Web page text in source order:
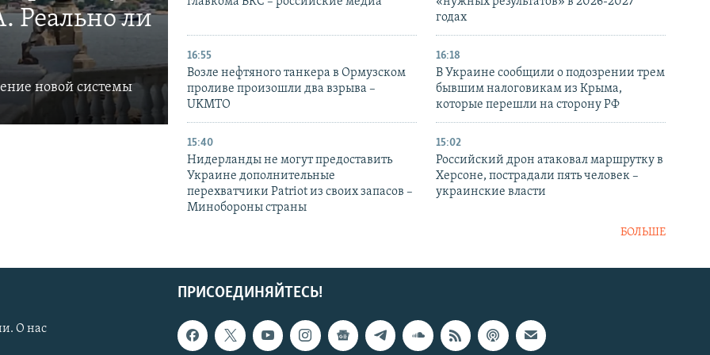
Реально ли
новой системы
годах
16:55
Возле нефтяного танкера в Ормузском
проливе произошли два взрыва –
UKMTO
16:18
В Украине сообщили о подозрении трем
бывшим налоговикам из Крыма,
которые перешли на сторону РФ
15:40
Нидерланды не могут предоставить
Украине дополнительные
перехватчики Patriot из своих запасов –
Минобороны страны
15:02
Российский дрон атаковал маршрутку в
Херсоне, пострадали пять человек –
украинские власти
БОЛЬШЕ
ПРИСОЕДИНЯЙТЕСЬ!
О нас